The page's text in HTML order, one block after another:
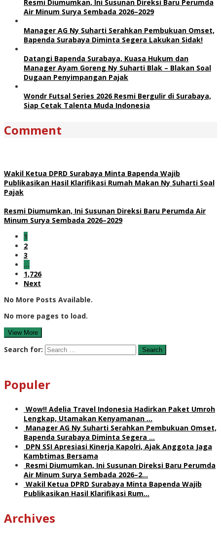
Resmi Diumumkan, Ini Susunan Direksi Baru Perumda
Air Minum Surya Sembada 2026–2029
Manager AG Ny Suharti Serahkan Pembukuan Omset,
Bapenda Surabaya Diminta Segera Lakukan Sidak!
Datangi Bapenda Surabaya, Kuasa Hukum dan
Manager Ayam Goreng Ny Suharti Blak – Blakan Soal
Dugaan Penyimpangan Pajak
Wondr Futsal Series 2026 Resmi Bergulir di Surabaya,
Siap Cetak Talenta Muda Indonesia
Comment
Wakil Ketua DPRD Surabaya Minta Bapenda Wajib
Publikasikan Hasil Klarifikasi Rumah Makan Ny Suharti Soal
Pajak
Resmi Diumumkan, Ini Susunan Direksi Baru Perumda Air
Minum Surya Sembada 2026–2029
1
2
3
…
1,726
Next
No More Posts Available.
No more pages to load.
View More
Search for:
Populer
Wow!! Adelia Travel Indonesia Hadirkan Paket Umroh
Lengkap, Utamakan Kenyamanan …
Manager AG Ny Suharti Serahkan Pembukuan Omset,
Bapenda Surabaya Diminta Segera …
DPN SSI Apresiasi Kinerja Kapolri, Ajak Anggota Jaga
Kambtimas Bersama
Resmi Diumumkan, Ini Susunan Direksi Baru Perumda
Air Minum Surya Sembada 2026–2…
Wakil Ketua DPRD Surabaya Minta Bapenda Wajib
Publikasikan Hasil Klarifikasi Rum…
Archives